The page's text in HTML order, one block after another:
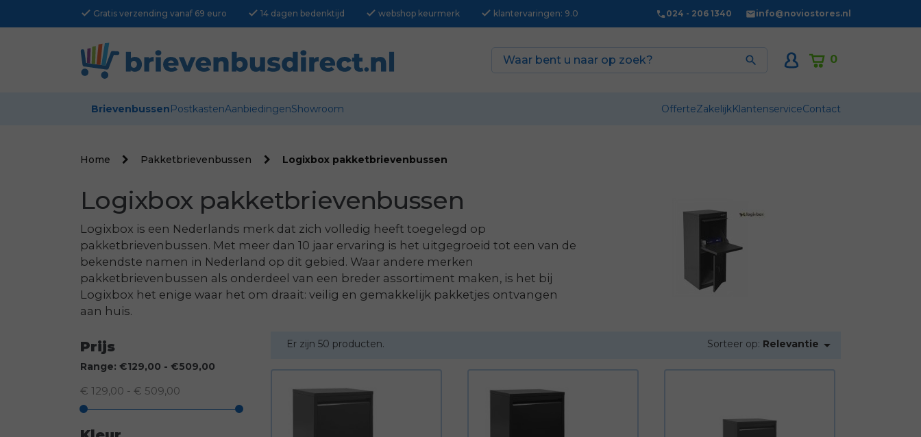
check Gratis verzending vanaf 69 euro check 14 dagen bedenktijd check webshop keurmerk check klantervaringen: 9.0 024 - 206 1340 info@noviostores.nl
0

BrievenbussenPostkastenAanbiedingenShowroom OfferteZakelijkKlantenserviceContact
Home Pakketbrievenbussen Logixbox pakketbrievenbussen
Logixbox pakketbrievenbussen
Logixbox is een Nederlands merk dat zich volledig heeft toegelegd op
pakketbrievenbussen. Met meer dan 10 jaar ervaring is het uitgegroeid tot een van de
bekendste namen in Nederland op dit gebied. Waar andere merken
pakketbrievenbussen als onderdeel van een breder assortiment maken, is het bij
Logixbox het enige waar het om draait: veilig en gemakkelijk pakketjes ontvangen
aan huis.
Prijs
Range: €129,00 - €509,00
€ 129,00 - € 509,00
Er zijn 50 producten. Sorteer op: Relevantie 